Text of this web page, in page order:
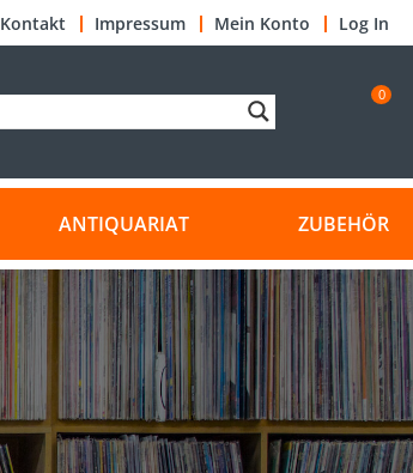
Kontakt Impressum Mein Konto Log In
0
ANTIQUARIAT ZUBEHÖR